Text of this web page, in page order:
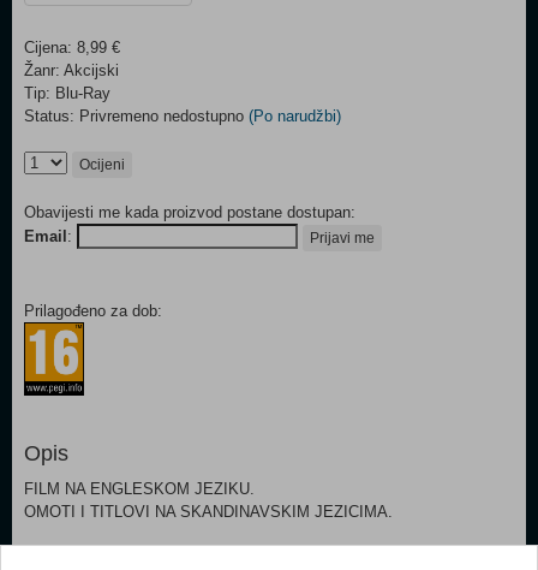
Cijena: 8,99 €
Žanr: Akcijski
Tip: Blu-Ray
Status: Privremeno nedostupno (Po narudžbi)
Ocijeni
Obavijesti me kada proizvod postane dostupan:
Email : Prijavi me
Prilagođeno za dob:
Opis
FILM NA ENGLESKOM JEZIKU.
OMOTI I TITLOVI NA SKANDINAVSKIM JEZICIMA.